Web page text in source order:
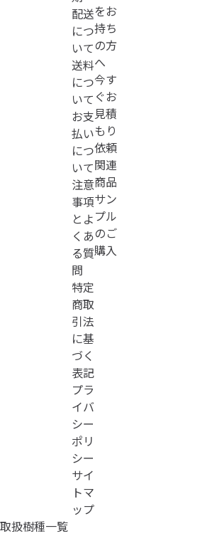
配送
につ
いて
送料
につ
いて
お支
払い
につ
いて
注意
事項
とよ
くあ
る質
問
特定
商取
引法
に基
づく
表記
プラ
イバ
シー
ポリ
シー
サイ
トマ
ップ
をお
持ち
の方
へ
今す
ぐお
見積
もり
依頼
関連
商品
サン
プル
のご
購入
取扱樹種一覧